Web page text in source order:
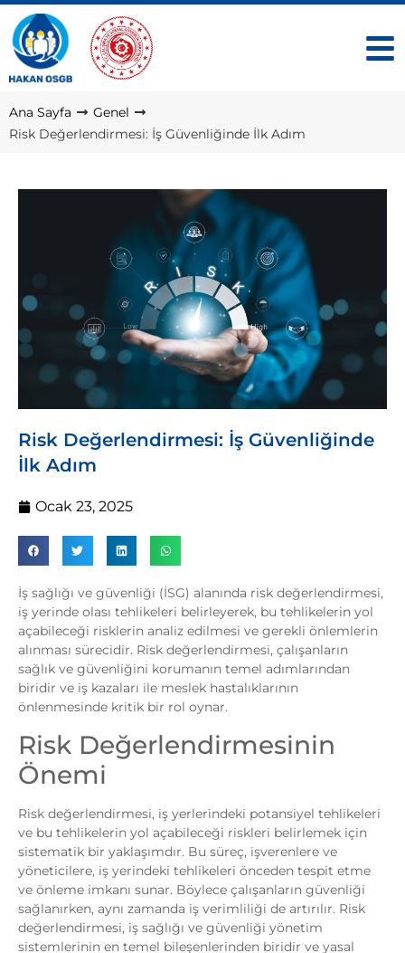
Ana Sayfa
Genel
Risk Değerlendirmesi: İş Güvenliğinde İlk Adım
Risk Değerlendirmesi: İş Güvenliğinde
İlk Adım
Ocak 23, 2025
İş sağlığı ve güvenliği (İSG) alanında risk değerlendirmesi,
iş yerinde olası tehlikeleri belirleyerek, bu tehlikelerin yol
açabileceği risklerin analiz edilmesi ve gerekli önlemlerin
alınması sürecidir. Risk değerlendirmesi, çalışanların
sağlık ve güvenliğini korumanın temel adımlarından
biridir ve iş kazaları ile meslek hastalıklarının
önlenmesinde kritik bir rol oynar.
Risk Değerlendirmesinin
Önemi
Risk değerlendirmesi, iş yerlerindeki potansiyel tehlikeleri
ve bu tehlikelerin yol açabileceği riskleri belirlemek için
sistematik bir yaklaşımdır. Bu süreç, işverenlere ve
yöneticilere, iş yerindeki tehlikeleri önceden tespit etme
ve önleme imkanı sunar. Böylece çalışanların güvenliği
sağlanırken, aynı zamanda iş verimliliği de artırılır. Risk
değerlendirmesi, iş sağlığı ve güvenliği yönetim
sistemlerinin en temel bileşenlerinden biridir ve yasal